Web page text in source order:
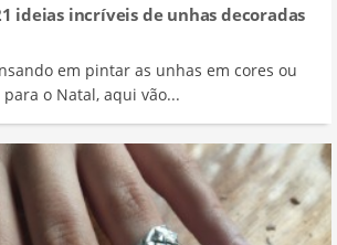
ideias incríveis de unhas decoradas
em pintar as unhas em cores ou
o Natal, aqui vão...